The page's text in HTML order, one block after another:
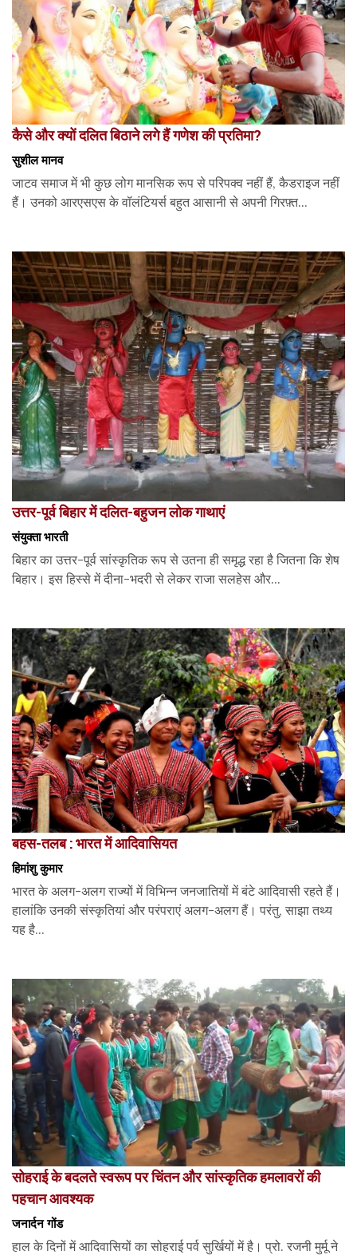
कैसे और क्यों दलित बिठाने लगे हैं गणेश की प्रतिमा?
सुशील मानव
जाटव समाज में भी कुछ लोग मानसिक रूप से परिपक्व नहीं हैं, कैडराइज नहीं
हैं। उनको आरएसएस के वॉलंटियर्स बहुत आसानी से अपनी गिरफ़्त...
उत्तर-पूर्व बिहार में दलित-बहुजन लोक गाथाएं
संयुक्ता भारती
बिहार का उत्तर-पूर्व सांस्कृतिक रूप से उतना ही समृद्ध रहा है जितना कि शेष
बिहार। इस हिस्से में दीना-भदरी से लेकर राजा सलहेस और...
बहस-तलब : भारत में आदिवासियत
हिमांशु कुमार
भारत के अलग-अलग राज्यों में विभिन्न जनजातियों में बंटे आदिवासी रहते हैं।
हालांकि उनकी संस्कृतियां और परंपराएं अलग-अलग हैं। परंतु, साझा तथ्य
यह है...
सोहराई के बदलते स्वरूप पर चिंतन और सांस्कृतिक हमलावरों की
पहचान आवश्यक
जनार्दन गोंड
हाल के दिनों में आदिवासियों का सोहराई पर्व सुर्खियों में है। प्रो. रजनी मुर्मू ने